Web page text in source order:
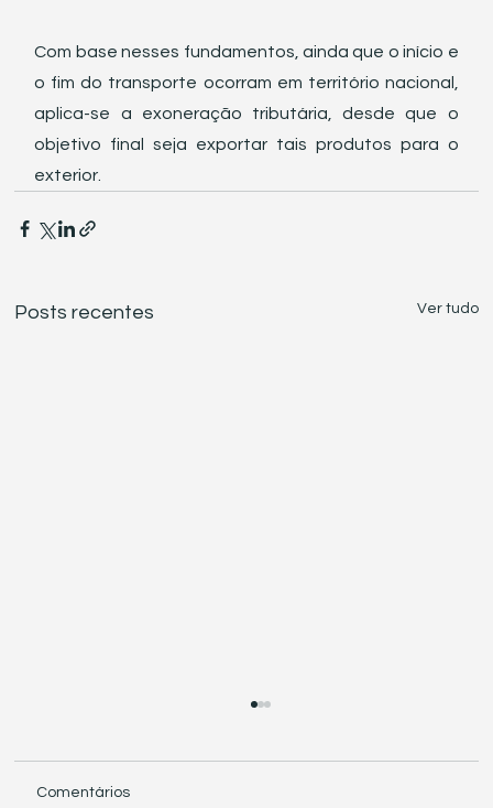
Com base nesses fundamentos, ainda que o início e
o fim do transporte ocorram em território nacional,
aplica-se a exoneração tributária, desde que o
objetivo final seja exportar tais produtos para o
exterior.
Posts recentes Ver tudo
Comentários